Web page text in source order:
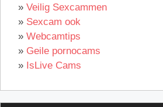
» Veilig Sexcammen
» Sexcam ook
» Webcamtips
» Geile pornocams
» IsLive Cams